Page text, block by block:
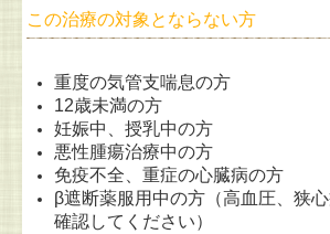
この治療の対象とならない方
重度の気管支喘息の方
12歳未満の方
妊娠中、授乳中の方
悪性腫瘍治療中の方
免疫不全、重症の心臓病の方
β遮断薬服用中の方（高血圧、狭
確認してください）